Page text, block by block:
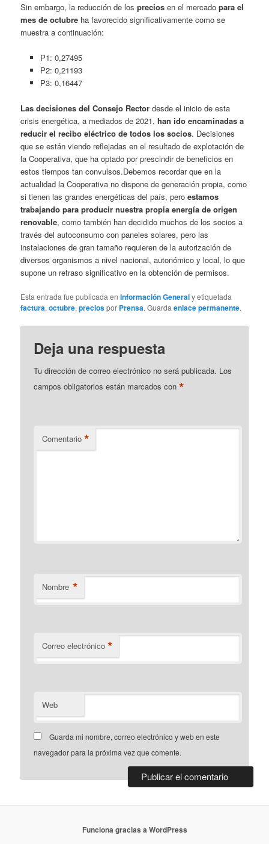
Sin embargo, la reducción de lospreciosen el mercadopara el
mes de octubre ha favorecido significativamente como se
muestra a continuación:
P1: 0,27495
P2: 0,21193
P3: 0,16447
Las decisiones del Consejo Rectordesde el inicio de esta
crisis energética, a mediados de 2021,han ido encaminadas a
reducir el recibo eléctrico de todos los socios. Decisiones
que se están viendo reflejadas en el resultado de explotación de
la Cooperativa, que ha optado por prescindir de beneficios en
estos tiempos tan convulsos.Debemos recordar que en la
actualidad la Cooperativa no dispone de generación propia, como
si tienen las grandes energéticas del país, peroestamos
trabajando para producir nuestra propia energía de origen
renovable, como también han decidido muchos de los socios a
través del autoconsumo con paneles solares, pero las
instalaciones de gran tamaño requieren de la autorización de
diversos organismos a nivel nacional, autonómico y local, lo que
supone un retraso significativo en la obtención de permisos.
Esta entrada fue publicada enInformación Generaly etiquetada
factura,octubre,preciospor Prensa. Guardaenlace permanente.
Deja una respuesta
Tu dirección de correo electrónico no será publicada. Los
campos obligatorios están marcados con*
Comentario *
Nombre *
Correo electrónico *
Web
Guarda mi nombre, correo electrónico y web en este
navegador para la próxima vez que comente.
Funciona gracias a WordPress